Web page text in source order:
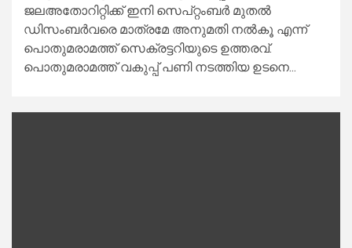
ജലഅതോറിറ്റിക്ക് ഇനി സെപ്റ്റംബര്‍ മുതല്‍
ഡിസംബര്‍വരെ മാത്രമേ അനുമതി നല്‍കൂ എന്ന്
പൊതുമരാമത്ത് സെക്രട്ടറിയുടെ ഉത്തരവ്.
പൊതുമരാമത്ത് വകുപ്പ് പണി നടത്തിയ ഉടനെ...